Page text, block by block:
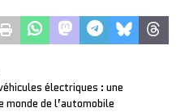
électriques : une
de l’automobile